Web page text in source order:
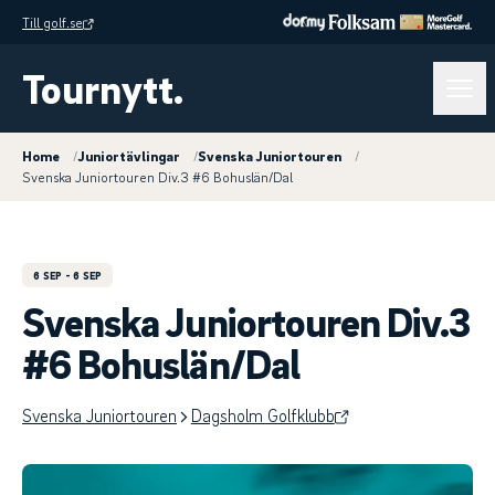
Till golf.se
Tournytt.
Home /Juniortävlingar /Svenska Juniortouren
/
Svenska Juniortouren Div.3 #6 Bohuslän/Dal
6 SEP - 6 SEP
Svenska Juniortouren Div.3
#6 Bohuslän/Dal
Svenska Juniortouren Dagsholm Golfklubb